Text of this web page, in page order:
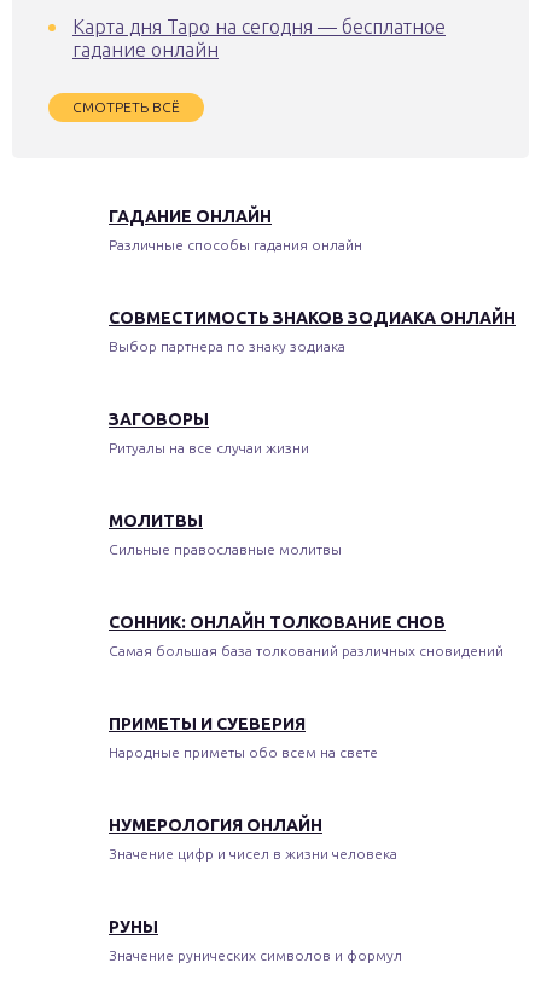
Карта дня Таро на сегодня — бесплатное
гадание онлайн
СМОТРЕТЬ ВСЁ
ГАДАНИЕ ОНЛАЙН
Различные способы гадания онлайн
СОВМЕСТИМОСТЬ ЗНАКОВ ЗОДИАКА ОНЛАЙН
Выбор партнера по знаку зодиака
ЗАГОВОРЫ
Ритуалы на все случаи жизни
МОЛИТВЫ
Сильные православные молитвы
СОННИК: ОНЛАЙН ТОЛКОВАНИЕ СНОВ
Самая большая база толкований различных сновидений
ПРИМЕТЫ И СУЕВЕРИЯ
Народные приметы обо всем на свете
НУМЕРОЛОГИЯ ОНЛАЙН
Значение цифр и чисел в жизни человека
РУНЫ
Значение рунических символов и формул